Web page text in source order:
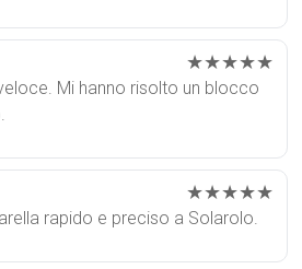
★★★★★
Mi hanno risolto un blocco
★★★★★
rapido e preciso a Solarolo.